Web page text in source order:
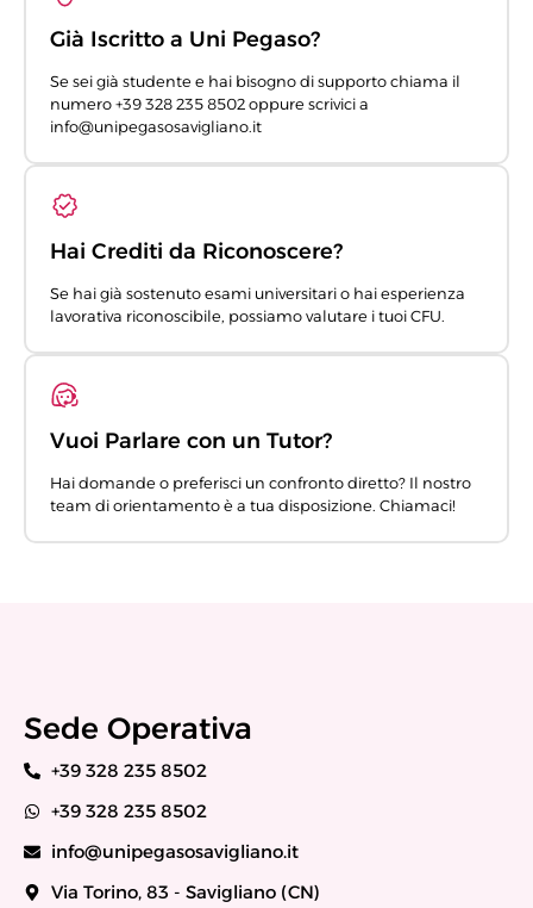
Già Iscritto a Uni Pegaso?
Se sei già studente e hai bisogno di supporto chiama il
numero +39 328 235 8502 oppure scrivici a
info@unipegasosavigliano.it
Hai Crediti da Riconoscere?
Se hai già sostenuto esami universitari o hai esperienza
lavorativa riconoscibile, possiamo valutare i tuoi CFU.
Vuoi Parlare con un Tutor?
Hai domande o preferisci un confronto diretto? Il nostro
team di orientamento è a tua disposizione. Chiamaci!
Sede Operativa
+39 328 235 8502
+39 328 235 8502
info@unipegasosavigliano.it
Via Torino, 83 - Savigliano (CN)